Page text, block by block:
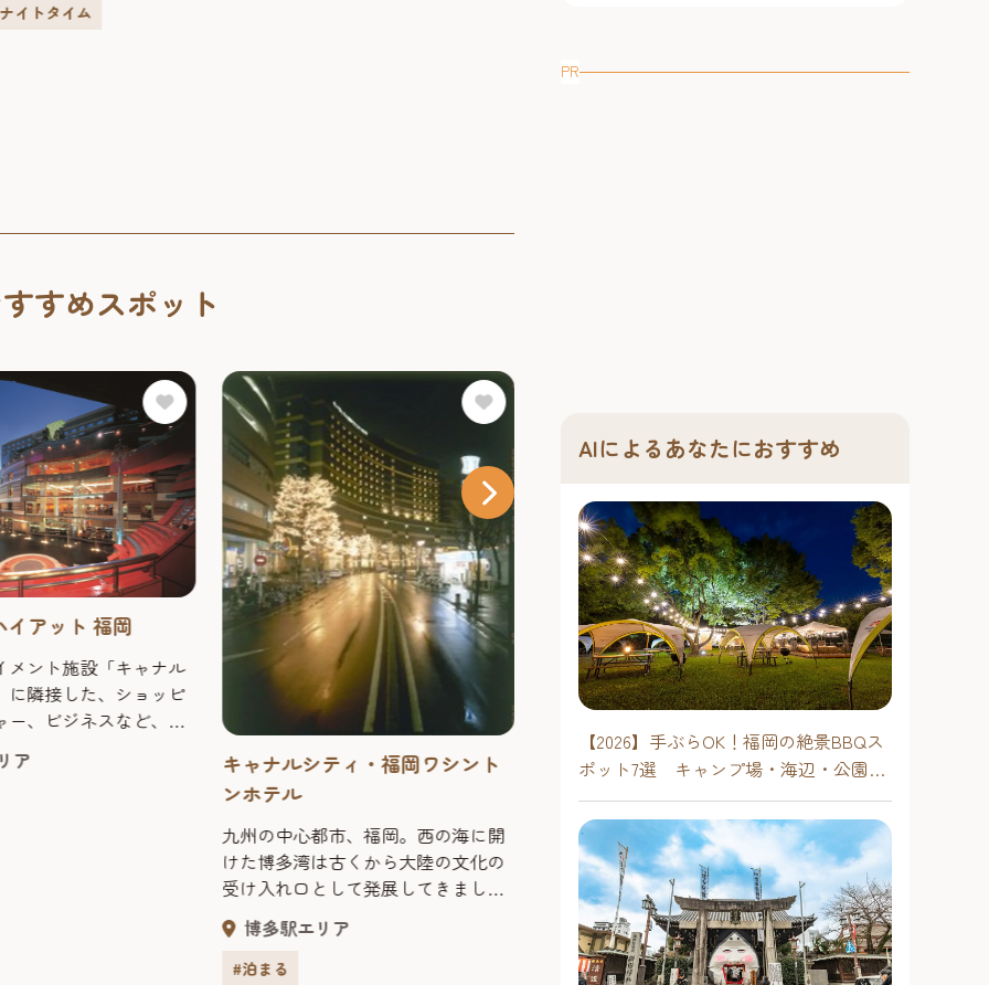
の宿泊所としても使
イトタイム
すめスポット
イアット 福岡
メント施設「キャナル
に隣接した、ショッピ
ー、ビジネスなど、全
インターナショナル
ランド ハイアットな
ア
キャナルシティ・福岡ワシント
ンホテル
九州の中心都市、福岡。西の海に開
けた博多湾は古くから大陸の文化の
受け入れ口として発展してきまし
た。 九州最大の歓楽街「中洲」、
博多祇園山笠や博多どんたくに代表
される情熱的な祭り、匠の技を今に
博多駅エリア
#泊まる
ユナイテッド・シネマキャナル
シティ13
人気観光スポット・キャナルシティ
博多内にあり、13のスクリーンで常
時20本程度の作品が上映される。映
画の半券で飲食料金が割引になるな
どの特典も。
博多駅エリア
#遊ぶ
キャナルシテ
福岡を代表す
「キャナルシ
ある劇場。 演
でなく、落語
演目が行われ
博多駅エリア
PR
AIによるあなたにおすすめ
【2026】手ぶらOK！福岡の絶景BBQス
ポット7選 キャンプ場・海辺・公園で
手軽に楽しむ